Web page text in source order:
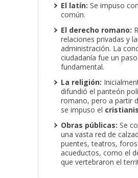
El latín: Se impuso
común.
El derecho romano:
relaciones privadas y la
administración. La
ciudadanía fue un paso
fundamental.
La religión:
difundió el panteón
romano, pero a partir
se impuso el
Obras públicas: Se
una vasta red de
puentes, teatros,
acueductos, como el
que vertebraron el